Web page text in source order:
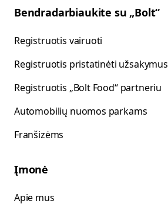
Bendradarbiaukite su „Bolt“
Registruotis vairuoti
Registruotis pristatinėti užsakymus
Registruotis „Bolt Food“ partneriu
Automobilių nuomos parkams
Franšizėms
Įmonė
Apie mus